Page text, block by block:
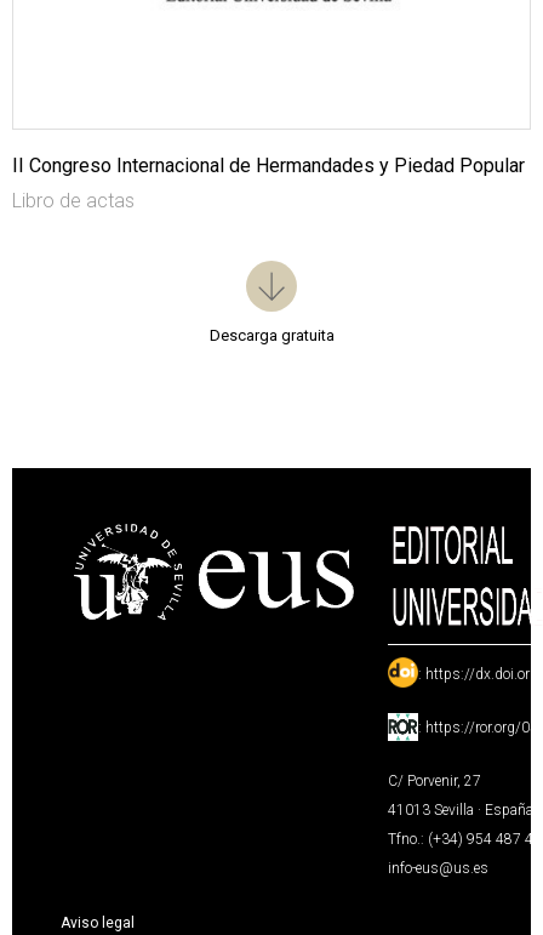
II Congreso Internacional de Hermandades y Piedad Popular
Libro de actas
Descarga gratuita
: https://
: https://ror.org/
C/ Porvenir, 27
41013 Sevilla · España
Tfno.: (+34) 954 487
info-eus@us.es
Aviso legal